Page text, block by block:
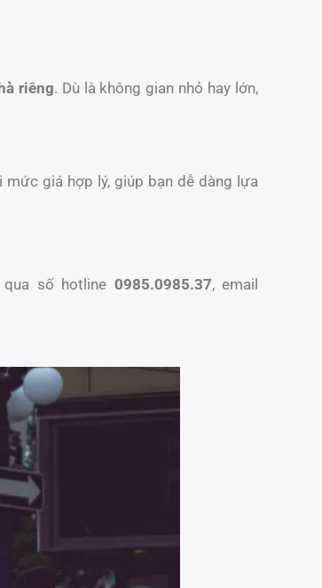
riêng. Dù là không gian nhỏ hay lớn,
mức giá hợp lý, giúp bạn dễ dàng lựa
số hotline 0985.0985.37, email